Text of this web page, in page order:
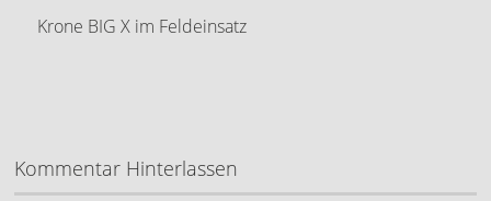
Krone BIG X im Feldeinsatz
Kommentar Hinterlassen